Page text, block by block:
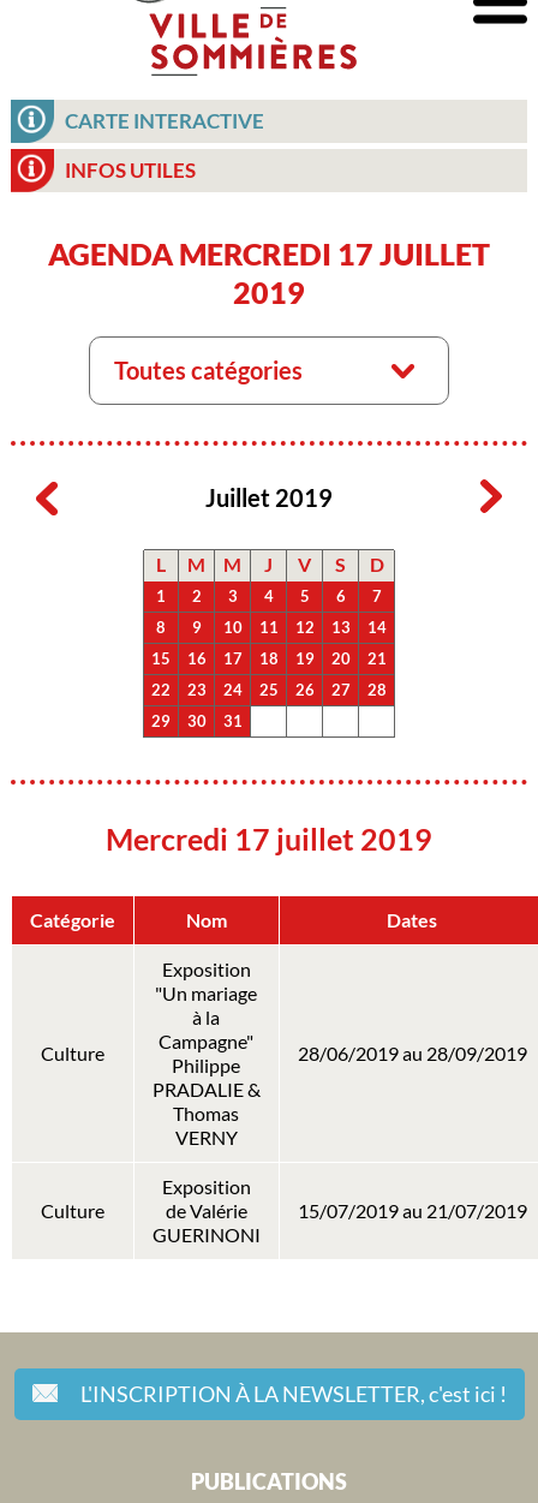
CARTE INTERACTIVE
INFOS UTILES
AGENDA MERCREDI 17 JUILLET
2019
Toutes catégories
Juillet 2019
L M M J V S D
1 2 3 4 5 6
7
8
9 10 11 12 13
14
15
16 17 18 19 20
21
22
23 24 25 26 27
28
29
30 31
Mercredi 17 juillet 2019
Catégorie Nom Dates
Culture
Exposition
"Un mariage
à la
Campagne"
Philippe
PRADALIE &
Thomas
VERNY
28/06/2019 au 28/09/2019
Culture
Exposition
de Valérie
GUERINONI
15/07/2019 au 21/07/2019
L'INSCRIPTION À LA NEWSLETTER,c'est ici !
PUBLICATIONS